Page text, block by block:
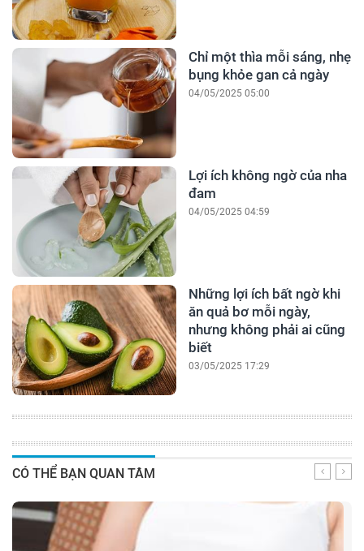
Chỉ một thìa mỗi sáng, nhẹ
bụng khỏe gan cả ngày
04/05/2025 05:00
Lợi ích không ngờ của nha
đam
04/05/2025 04:59
Những lợi ích bất ngờ khi
ăn quả bơ mỗi ngày,
nhưng không phải ai cũng
biết
03/05/2025 17:29
CÓ THỂ BẠN QUAN TÂM